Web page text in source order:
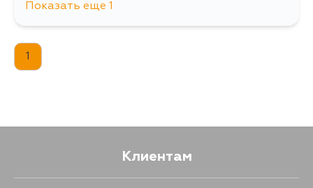
Показать еще 1
1
Клиентам